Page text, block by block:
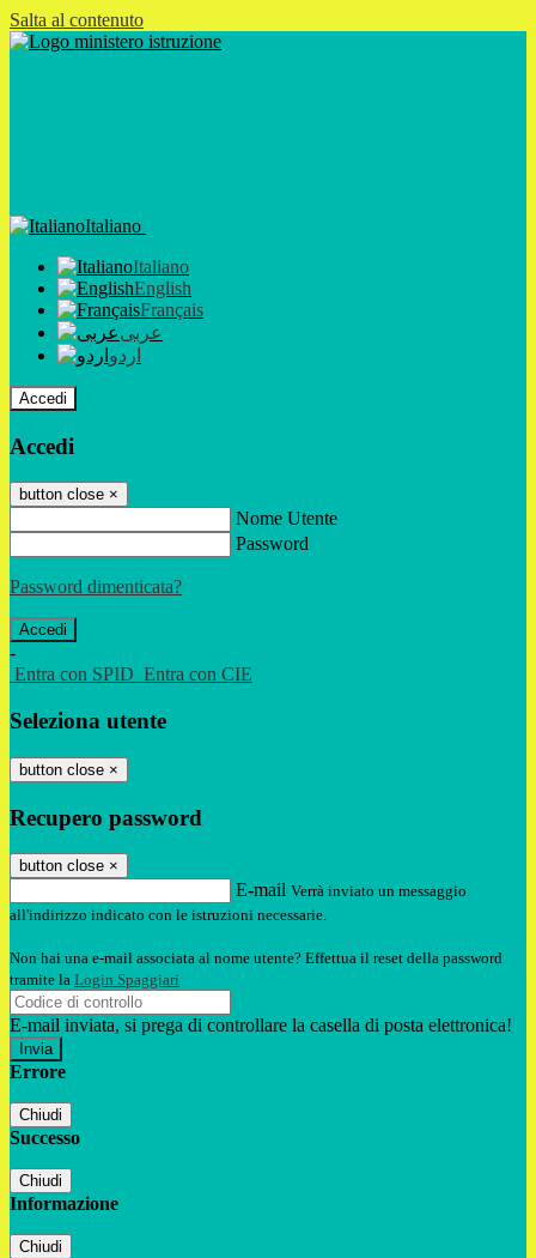
Salta al contenuto
Italiano
Italiano
English
Français
عربى
اردو
Accedi
Accedi
button close ×
Nome Utente
Password
Password dimenticata?
-
Entra con SPID Entra con CIE
Seleziona utente
button close ×
Recupero password
button close ×
E-mail Verrà inviato un messaggio
all'indirizzo indicato con le istruzioni necessarie.
Non hai una e-mail associata al nome utente? Effettua il reset della password
tramite la Login Spaggiari
E-mail inviata, si prega di controllare la casella di posta elettronica!
Errore
Chiudi
Successo
Chiudi
Informazione
Chiudi